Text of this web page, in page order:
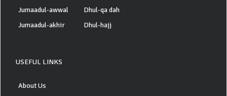
Jumaadul-awwal
Jumaadul-akhir
Dhul-qa dah
Dhul-hajj
USEFUL LINKS
About Us